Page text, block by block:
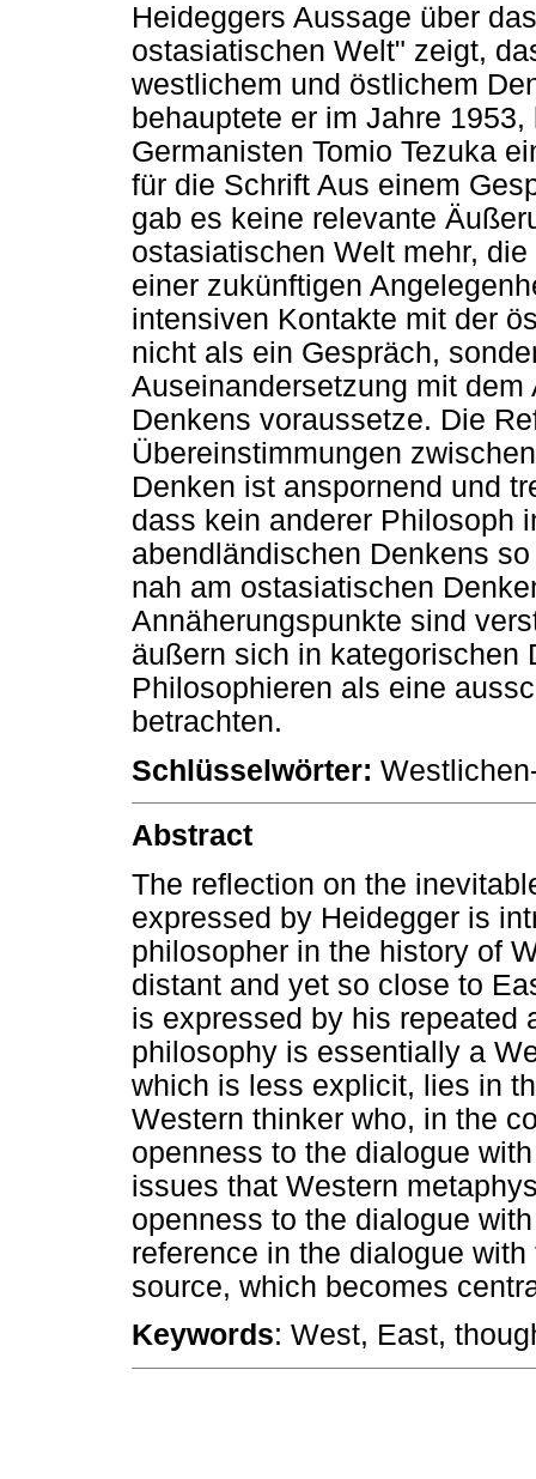
Heideggers Aussage über
ostasiatischen Welt" zeigt,
westlichem und östlichem
behauptete er im Jahre
Germanisten Tomio Tezuka
für die Schrift Aus einem
gab es keine relevante
ostasiatischen Welt mehr,
einer zukünftigen
intensiven Kontakte mit der
nicht als ein Gespräch,
Auseinandersetzung mit
Denkens voraussetze. Die
Übereinstimmungen
Denken ist anspornend und
dass kein anderer Philosoph
abendländischen Denkens
nah am ostasiatischen
Annäherungspunkte sind
äußern sich in kategorischen
Philosophieren als eine
betrachten.
Schlüsselwörter:
Abstract
The reflection on the
expressed by Heidegger is
philosopher in the history of
distant and yet so close to
is expressed by his repeated
philosophy is essentially a
which is less explicit, lies in
Western thinker who, in the
openness to the dialogue
issues that Western
openness to the dialogue
reference in the dialogue
source, which becomes
Keywords: West, East,